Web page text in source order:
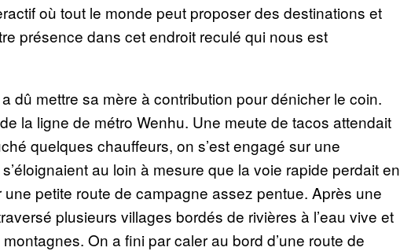
où tout le monde peut proposer des destinations et
présence dans cet endroit reculé qui nous est
dû mettre sa mère à contribution pour dénicher le coin.
la ligne de métro Wenhu. Une meute de tacos attendait
quelques chauffeurs, on s’est engagé sur une
au loin à mesure que la voie rapide perdait en
petite route de campagne assez pentue. Après une
plusieurs villages bordés de rivières à l’eau vive et
On a fini par caler au bord d’une route de